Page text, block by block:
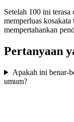
Setelah 100 ini
memperluas
mempertahankan
Pertanyaan
Apakah ini benar-
umum?